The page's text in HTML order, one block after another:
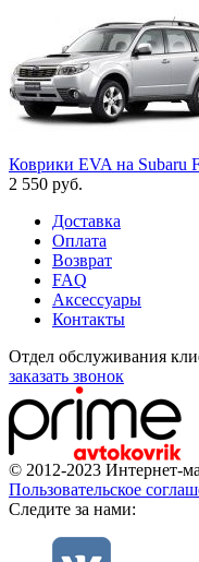
Коврики EVA на Subaru
2 550 руб.
Доставка
Оплата
Возврат
FAQ
Аксессуары
Контакты
Отдел обслуживания
заказать звонок
© 2012-2023 Интернет-
Пользовательское
Cледите за нами: